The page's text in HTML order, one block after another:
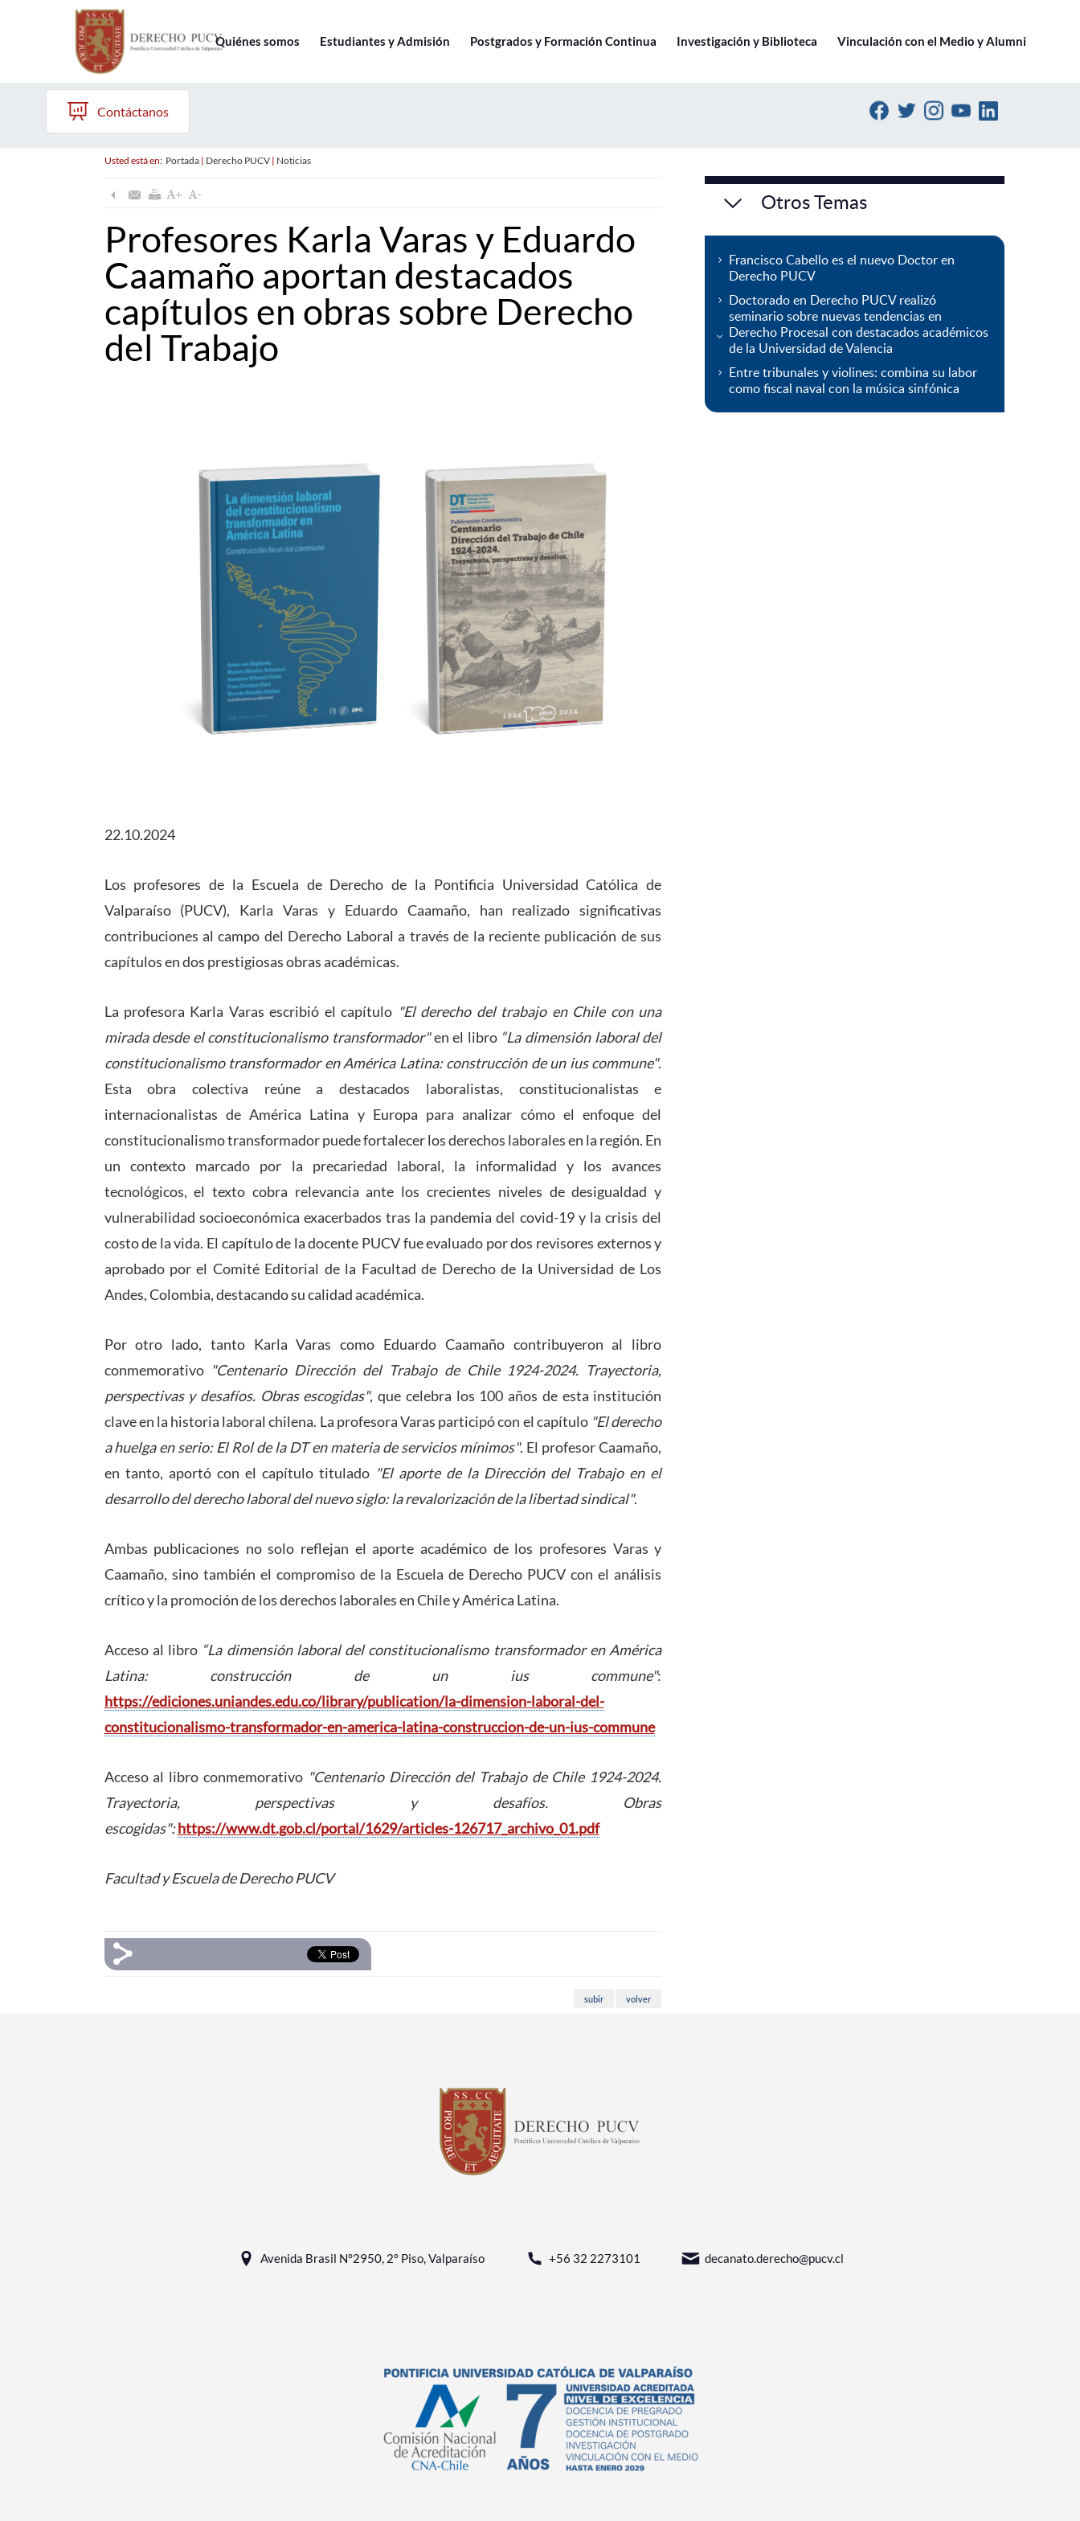
Quiénes somos Estudiantes y Admisión Postgrados y Formación Continua Investigación y Biblioteca Vinculación con el Medio y Alumni
Contáctanos
Usted está en: Portada| Derecho PUCV| Noticias
Profesores Karla Varas y Eduardo
Caamaño aportan destacados
capítulos en obras sobre Derecho
del Trabajo
22.10.2024
Los profesores de la Escuela de Derecho de la Pontificia Universidad Católica de
Valparaíso (PUCV), Karla Varas y Eduardo Caamaño, han realizado significativas
contribuciones al campo del Derecho Laboral a través de la reciente publicación de sus
capítulos en dos prestigiosas obras académicas.
La profesora Karla Varas escribió el capítulo "El derecho del trabajo en Chile con una
mirada desde el constitucionalismo transformador"en el libro “La dimensión laboral del
constitucionalismo transformador en América Latina: construcción de un ius commune".
Esta obra colectiva reúne a destacados laboralistas, constitucionalistas e
internacionalistas de América Latina y Europa para analizar cómo el enfoque del
constitucionalismo transformador puede fortalecer los derechos laborales en la región. En
un contexto marcado por la precariedad laboral, la informalidad y los avances
tecnológicos, el texto cobra relevancia ante los crecientes niveles de desigualdad y
vulnerabilidad socioeconómica exacerbados tras la pandemia del covid-19 y la crisis del
costo de la vida. El capítulo de la docente PUCV fue evaluado por dos revisores externos y
aprobado por el Comité Editorial de la Facultad de Derecho de la Universidad de Los
Andes, Colombia, destacando su calidad académica.
Por otro lado, tanto Karla Varas como Eduardo Caamaño contribuyeron al libro
conmemorativo "Centenario Dirección del Trabajo de Chile 1924-2024. Trayectoria,
perspectivas y desafíos. Obras escogidas", que celebra los 100 años de esta institución
clave en la historia laboral chilena. La profesora Varas participó con el capítulo "El derecho
a huelga en serio: El Rol de la DT en materia de servicios mínimos". El profesor Caamaño,
en tanto, aportó con el capítulo titulado "El aporte de la Dirección del Trabajo en el
desarrollo del derecho laboral del nuevo siglo: la revalorización de la libertad sindical".
Ambas publicaciones no solo reflejan el aporte académico de los profesores Varas y
Caamaño, sino también el compromiso de la Escuela de Derecho PUCV con el análisis
crítico y la promoción de los derechos laborales en Chile y América Latina.
Acceso al libro “La dimensión laboral del constitucionalismo transformador en América
Latina: construcción de un ius commune":
https://ediciones.uniandes.edu.co/library/publication/la-dimension-laboral-del-
constitucionalismo-transformador-en-america-latina-construccion-de-un-ius-commune
Acceso al libro conmemorativo "Centenario Dirección del Trabajo de Chile 1924-2024.
Trayectoria, perspectivas y desafíos. Obras
escogidas":https://www.dt.gob.cl/portal/1629/articles-126717_archivo_01.pdf
Facultad y Escuela de Derecho PUCV
subir volver
Otros Temas
Francisco Cabello es el nuevo Doctor en
Derecho PUCV
Doctorado en Derecho PUCV realizó
seminario sobre nuevas tendencias en
Derecho Procesal con destacados académicos
de la Universidad de Valencia
Entre tribunales y violines: combina su labor
como fiscal naval con la música sinfónica
Avenida Brasil N°2950, 2° Piso, Valparaíso +56 32 2273101 decanato.derecho@pucv.cl